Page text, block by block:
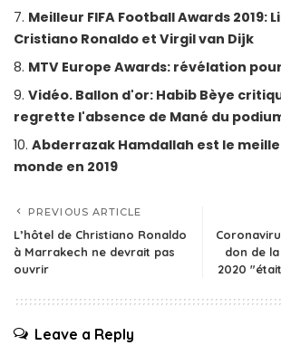
Meilleur FIFA Football Awards 2019:
Cristiano Ronaldo et Virgil van Dijk
MTV Europe Awards: révélation
Vidéo. Ballon d'or: Habib Bèye
regrette l'absence de Mané du
Abderrazak Hamdallah est le
monde en 2019
PREVIOUS ARTICLE
L’hôtel de Christiano Ronaldo
à Marrakech ne devrait pas
ouvrir
don de
2020
Leave a Reply